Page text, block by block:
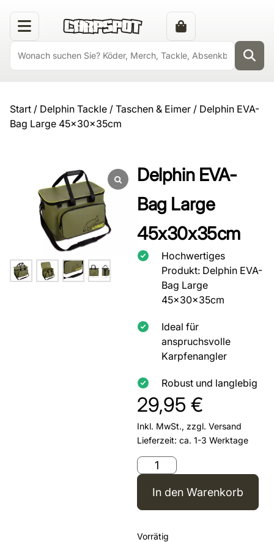
Start / Delphin Tackle / Taschen & Eimer / Delphin EVA-
Bag Large 45x30x35cm
Delphin EVA-
Bag Large
45x30x35cm
Hochwertiges
Produkt: Delphin EVA-
Bag Large
45x30x35cm
Ideal für
anspruchsvolle
Karpfenangler
Robust und langlebig
29,95 €
Inkl. MwSt., zzgl. Versand
Lieferzeit: ca. 1-3 Werktage
In den Warenkorb
Vorrätig